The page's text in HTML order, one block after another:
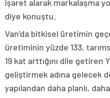
işaret alarak markalaşma
diye konuştu.
Van’da bitkisel üretimin
üretiminin yüzde 133,
19 kat arttığını dile getiren
geliştirmek adına gelecek
yapılandan daha planlı,